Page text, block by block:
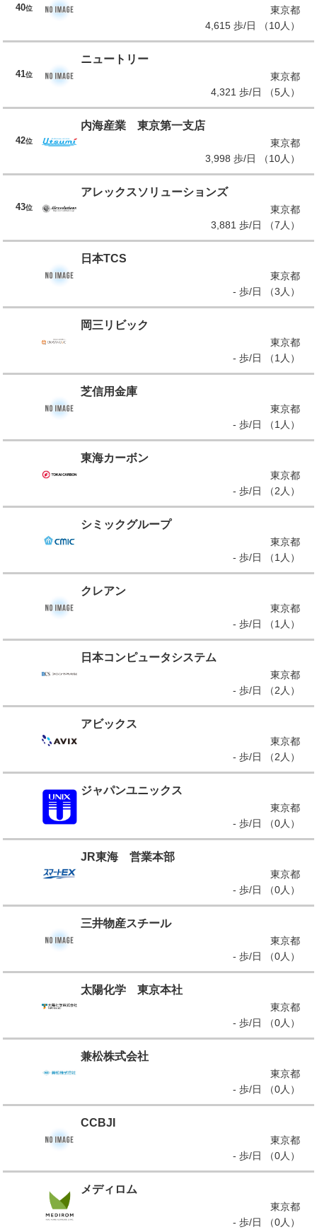
40位
東京都
4,615 歩/日 （10人）
41位
ニュートリー
東京都
4,321 歩/日 （5人）
42位
内海産業 東京第一支店
東京都
3,998 歩/日 （10人）
43位
アレックスソリューションズ
東京都
3,881 歩/日 （7人）
日本TCS
東京都
- 歩/日 （3人）
岡三リビック
東京都
- 歩/日 （1人）
芝信用金庫
東京都
- 歩/日 （1人）
東海カーボン
東京都
- 歩/日 （2人）
シミックグループ
東京都
- 歩/日 （1人）
クレアン
東京都
- 歩/日 （1人）
日本コンピュータシステム
東京都
- 歩/日 （2人）
アビックス
東京都
- 歩/日 （2人）
ジャパンユニックス
東京都
- 歩/日 （0人）
JR東海 営業本部
東京都
- 歩/日 （0人）
三井物産スチール
東京都
- 歩/日 （0人）
太陽化学 東京本社
東京都
- 歩/日 （0人）
兼松株式会社
東京都
- 歩/日 （0人）
CCBJI
東京都
- 歩/日 （0人）
メディロム
東京都
- 歩/日 （0人）